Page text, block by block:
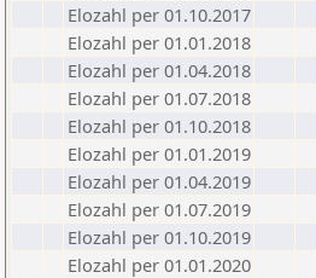
Elozahl per 01.10.2017
Elozahl per 01.01.2018
Elozahl per 01.04.2018
Elozahl per 01.07.2018
Elozahl per 01.10.2018
Elozahl per 01.01.2019
Elozahl per 01.04.2019
Elozahl per 01.07.2019
Elozahl per 01.10.2019
Elozahl per 01.01.2020